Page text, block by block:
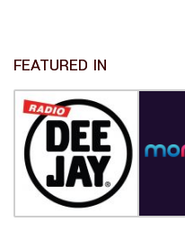
FEATURED IN